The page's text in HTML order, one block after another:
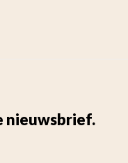
nieuwsbrief.